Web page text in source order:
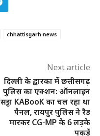
chhattisgarh news
Next article
दिल्ली के द्वारका में छत्तीसगढ़
पुलिस का एक्शन: ऑनलाइन
सट्टा KABooK का चल रहा था
पैनल, रायपुर पुलिस ने रैड
मारकर CG-MP के 6 लड़के
पकड़ें